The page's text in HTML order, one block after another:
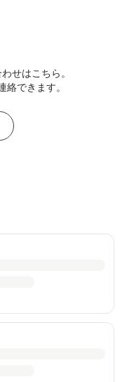
せはこちら。
絡できます。